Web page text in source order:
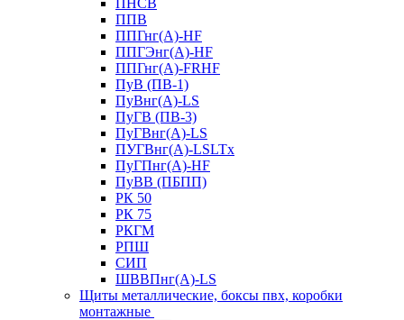
ПНСВ
ППВ
ППГнг(А)-HF
ППГЭнг(А)-HF
ППГнг(А)-FRHF
ПуВ (ПВ-1)
ПуВнг(А)-LS
ПуГВ (ПВ-3)
ПуГВнг(А)-LS
ПУГВнг(А)-LSLTx
ПуГПнг(А)-HF
ПуВВ (ПБПП)
РК 50
РК 75
РКГМ
РПШ
СИП
ШВВПнг(А)-LS
Щиты металлические, боксы пвх, коробки
монтажные